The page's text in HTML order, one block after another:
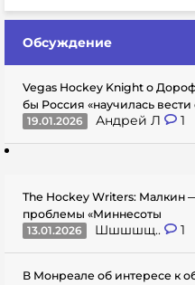
Обсуждение
Vegas Hockey Knight о
бы Россия «научилась
19.01.2026
Андрей Л 1
The Hockey Writers: Малкин
проблемы «Миннесоты
13.01.2026
Шшшшщ.. 1
В Монреале об интересе к